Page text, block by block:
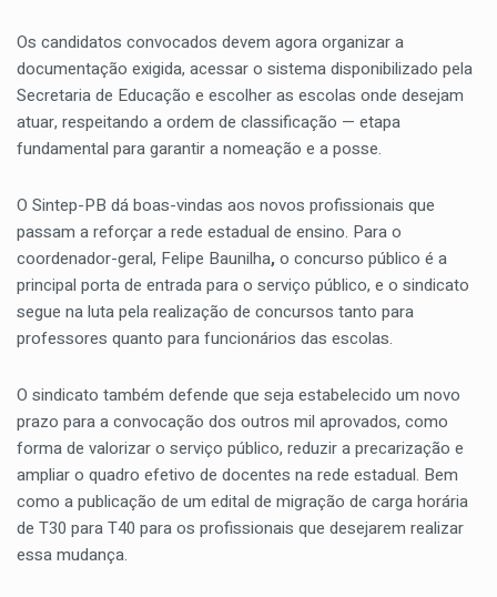
Os candidatos convocados devem agora organizar a
documentação exigida, acessar o sistema disponibilizado pela
Secretaria de Educação e escolher as escolas onde desejam
atuar, respeitando a ordem de classificação — etapa
fundamental para garantir a nomeação e a posse.
O Sintep-PB dá boas-vindas aos novos profissionais que
passam a reforçar a rede estadual de ensino. Para o
coordenador-geral, Felipe Baunilha, o concurso público é a
principal porta de entrada para o serviço público, e o sindicato
segue na luta pela realização de concursos tanto para
professores quanto para funcionários das escolas.
O sindicato também defende que seja estabelecido um novo
prazo para a convocação dos outros mil aprovados, como
forma de valorizar o serviço público, reduzir a precarização e
ampliar o quadro efetivo de docentes na rede estadual. Bem
como a publicação de um edital de migração de carga horária
de T30 para T40 para os profissionais que desejarem realizar
essa mudança.